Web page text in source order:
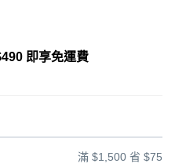
即享免運費
滿 $1,500 省 $75